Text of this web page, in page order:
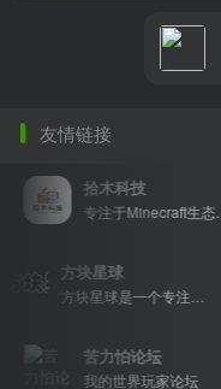
友情链接
拾木科技
专注于Minecraft生态建设
方块星球
苦力怕论坛
我的世界玩家论坛